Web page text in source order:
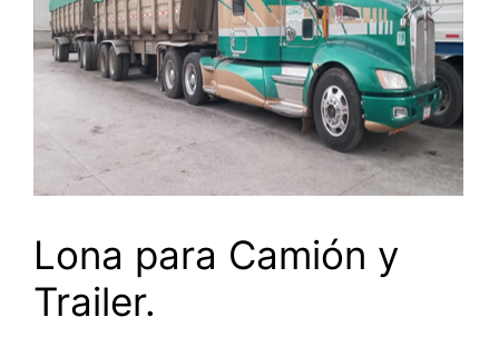
Lona para Camión y
Trailer.